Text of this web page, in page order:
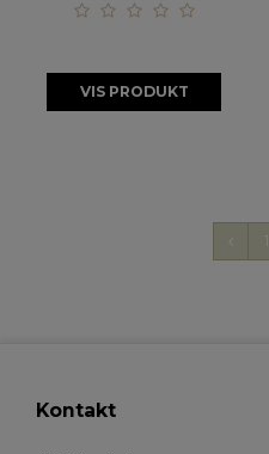
VIS PRODUKT
1
Kontakt